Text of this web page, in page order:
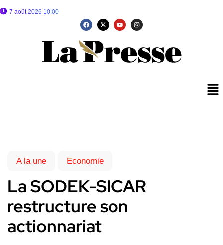
7 août 2026 10:00
A la une Economie
La SODEK-SICAR
restructure son
actionnariat